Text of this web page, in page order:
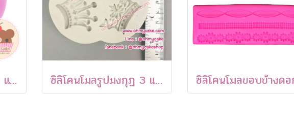
ซิลิโคนโมลรูปมงกุฏ 3 แบบ 01 ซิลิโคนโมลรูปมงกุฏ 3 แบบ 02